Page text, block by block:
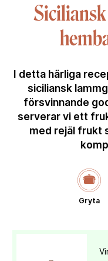
I detta härliga
siciliansk
försvinnande
serverar vi ett
med rejäl frukt
Gryta